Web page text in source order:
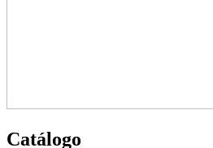
Catálogo